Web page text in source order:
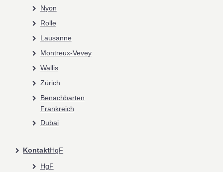
Nyon
Rolle
Lausanne
Montreux-Vevey
Wallis
Zürich
Benachbarten
Frankreich
Dubai
KontaktHgF
HgF